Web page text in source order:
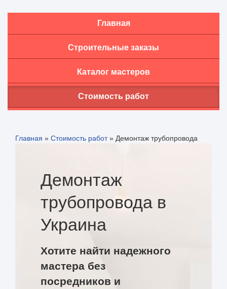
Главная
Строительные заказы
Каталог мастеров
Стоимость работ
Главная » Стоимость работ» Демонтаж трубопровода
Демонтаж
трубопровода в
Украина
Хотите найти надежного
мастера без
посредников и